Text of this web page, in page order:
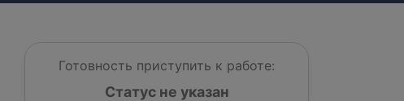
Готовность приступить к работе:
Статус не указан